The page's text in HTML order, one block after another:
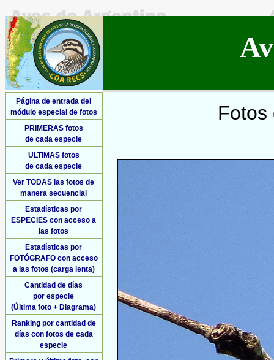
Página de entrada del
módulo especial de fotos
PRIMERAS fotos
de cada especie
ULTIMAS fotos
de cada especie
Ver TODAS las fotos de
manera secuencial
Estadísticas por
ESPECIES con acceso a
las fotos
Estadísticas por
FOTÓGRAFO con acceso
a las fotos (carga lenta)
Cantidad de días
por especie
(Última foto + Diagrama)
Ranking por cantidad de
días con fotos de cada
especie
Fotos